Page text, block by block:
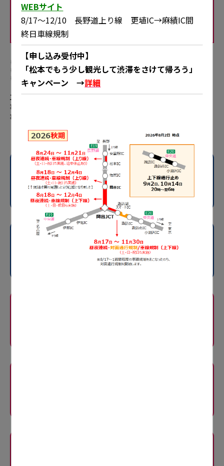
土日祝日も昼夜連続で工事をおこないます。
天候および作業進捗などにより工事期間を変更する場合があります。
緊急工事などにより、リニューアル工事とは別に工事規制をおこなう場合があります。
工事期間中、交通規制にともない車線が減少している箇所では、追突
事故や交通規制機材に接触する事故が発生するおそれがあります。工
事標識を確認したあとは、早めの車線変更をお願いいたします。
E19 長野道
安曇野IC～松本IC
長野道
岡谷IC～岡谷JCT
規制内容
WEBサイト
8/17～12/10 長野道上り線 更埴IC→麻績IC間
終日車線規制
【申し込み受付中】
「松本でもう少し観光して渋滞をさけて帰ろう」
キャンペーン →詳細